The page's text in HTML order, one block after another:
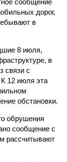
сообщение
дорог,
в
8 июля,
в
связи с
12 июля эта
обстановки.
обрушения
сообщение с
рассчитывают